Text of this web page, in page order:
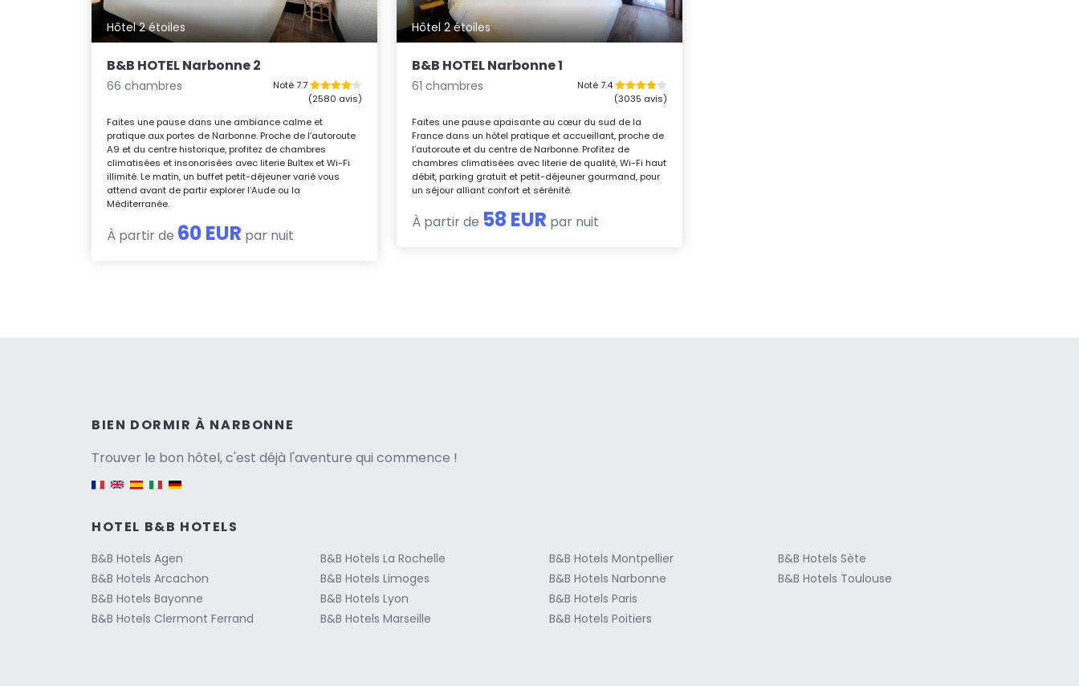
Hôtel 2 étoiles
B&B HOTEL Narbonne 2
66 chambres
Noté 7.7
(2580 avis)
Faites une pause dans une ambiance calme et
pratique aux portes de Narbonne. Proche de l’autoroute
A9 et du centre historique, profitez de chambres
climatisées et insonorisées avec literie Bultex et Wi-Fi
illimité. Le matin, un buffet petit-déjeuner varié vous
attend avant de partir explorer l’Aude ou la
Méditerranée.
À partir de 60 EUR par nuit
Hôtel 2 étoiles
B&B HOTEL Narbonne 1
61 chambres
Noté 7.4
(3035 avis)
Faites une pause apaisante au cœur du sud de la
France dans un hôtel pratique et accueillant, proche de
l’autoroute et du centre de Narbonne. Profitez de
chambres climatisées avec literie de qualité, Wi-Fi haut
débit, parking gratuit et petit-déjeuner gourmand, pour
un séjour alliant confort et sérénité.
À partir de 58 EUR par nuit
BIEN DORMIR À NARBONNE
Trouver le bon hôtel, c'est déjà l'aventure qui commence !
Versione italiana
HOTEL B&B HOTELS
B&B Hotels Agen
B&B Hotels Arcachon
B&B Hotels Bayonne
B&B Hotels Clermont Ferrand
B&B Hotels La Rochelle
B&B Hotels Limoges
B&B Hotels Lyon
B&B Hotels Marseille
B&B Hotels Montpellier
B&B Hotels Narbonne
B&B Hotels Paris
B&B Hotels Poitiers
B&B Hotels Sète
B&B Hotels Toulouse